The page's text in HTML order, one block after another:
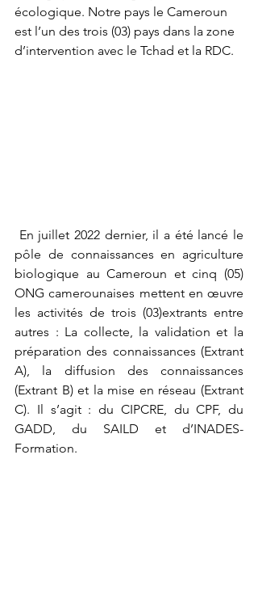
écologique. Notre pays le Cameroun
est l’un des trois (03) pays dans la zone
d’intervention avec le Tchad et la RDC.
pôle de connaissances en agriculture
biologique au Cameroun et cinq (05)
ONG camerounaises mettent en œuvre
les activités de trois (03)extrants entre
autres : La collecte, la validation et la
préparation des connaissances (Extrant
A), la diffusion des connaissances
(Extrant B) et la mise en réseau (Extrant
C). Il s’agit : du CIPCRE, du CPF, du
GADD, du SAILD et d’INADES-
Formation.